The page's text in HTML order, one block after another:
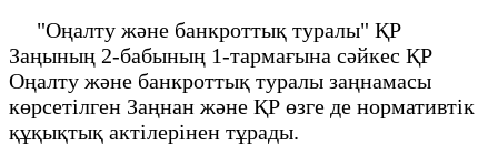
"Оңалту және банкроттық туралы" ҚР
Заңының 2-бабының 1-тармағына сәйкес ҚР
Оңалту және банкроттық туралы заңнамасы
көрсетілген Заңнан және ҚР өзге де нормативтік
құқықтық актілерінен тұрады.